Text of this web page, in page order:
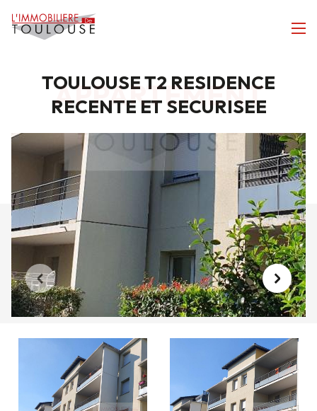
TOULOUSE T2 RESIDENCE
RECENTE ET SECURISEE
APPARTEMENT